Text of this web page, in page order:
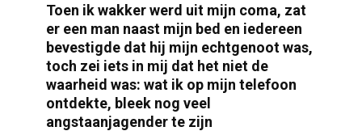
Toen ik wakker werd uit mijn coma, zat
er een man naast mijn bed en iedereen
bevestigde dat hij mijn echtgenoot was,
toch zei iets in mij dat het niet de
waarheid was: wat ik op mijn telefoon
ontdekte, bleek nog veel
angstaanjagender te zijn